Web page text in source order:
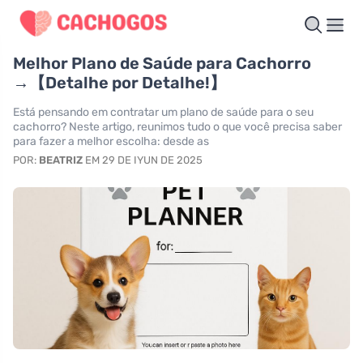
Melhor Plano de Saúde para Cachorro
→【Detalhe por Detalhe!】
Está pensando em contratar um plano de saúde para o seu
cachorro? Neste artigo, reunimos tudo o que você precisa saber
para fazer a melhor escolha: desde as
POR: BEATRIZ EM 29 DE IYUN DE 2025